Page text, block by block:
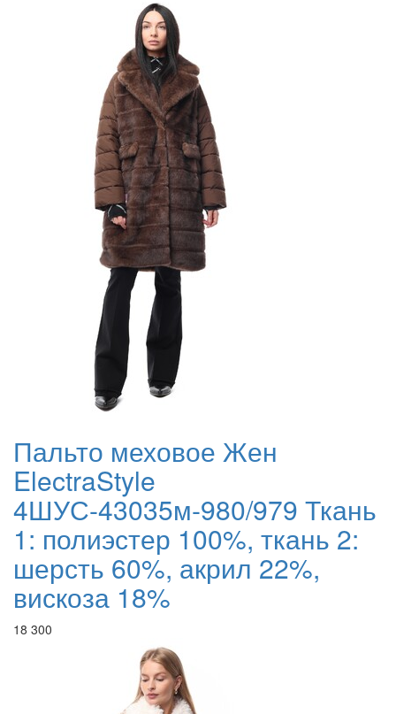
Пальто меховое Жен
ElectraStyle
4ШУС-43035м-980/979 Ткань
1: полиэстер 100%, ткань 2:
шерсть 60%, акрил 22%,
вискоза 18%
18 300